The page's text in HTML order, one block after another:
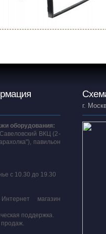
оборудования:
ВКЦ (2-
павильон
с 10.30 до 19.30
магазин
поддержка.
продаж.
г.